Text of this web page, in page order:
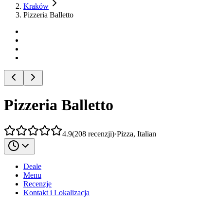
Kraków
Pizzeria Balletto
Pizzeria Balletto
4.9(208 recenzji)·Pizza, Italian
Deale
Menu
Recenzje
Kontakt i Lokalizacja